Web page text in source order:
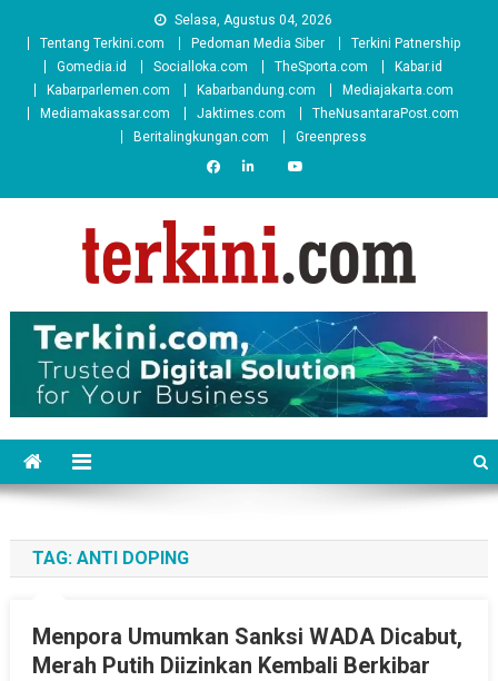
Selasa, Agustus 04, 2026
Tentang Terkini.com
Pedoman Media Siber
Terkini Patnership
Gomedia.id
Socialloka.com TheSporta.com
Kabar.id
Kabarparlemen.com
Kabarbandung.com
Mediajakarta.com
Mediamakassar.com
Jaktimes.com
TheNusantaraPost.com
Beritalingkungan.com
Greenpress
TAG: ANTI DOPING
Menpora Umumkan Sanksi WADA Dicabut,
Merah Putih Diizinkan Kembali Berkibar